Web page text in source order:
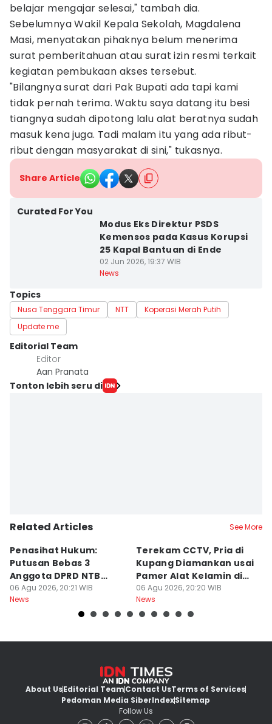
belajar mengajar selesai," tambah dia.
Sebelumnya Wakil Kepala Sekolah, Magdalena
Masi, menyatakan pihaknya belum menerima
surat pemberitahuan atau surat izin resmi terkait
kegiatan pembukaan akses tersebut.
"Bilangnya surat dari Pak Bupati ada tapi kami
tidak pernah terima. Waktu saya datang itu besi
tiangnya sudah dipotong lalu alat beratnya sudah
masuk kena juga. Tadi malam itu yang ada ribut-
ribut dengan masyarakat di sini," tukasnya.
Share Article
Curated For You
Modus Eks Direktur PSDS
Kemensos pada Kasus Korupsi
25 Kapal Bantuan di Ende
02 Jun 2026, 19:37 WIB
News
Topics
Nusa Tenggara Timur NTT
Koperasi Merah Putih
Update me
Editorial Team
Editor
Aan Pranata
Tonton lebih seru di
Related Articles See More
Penasihat Hukum:
Putusan Bebas 3
Anggota DPRD NTB
Bersifat Final
06 Agu 2026, 20:21 WIB
News
Terekam CCTV, Pria di
Kupang Diamankan usai
Pamer Alat Kelamin di
Kios
06 Agu 2026, 20:20 WIB
News
About UsEditorial TeamContact UsTerms of Services
Pedoman Media SiberIndexSitemap
Follow Us